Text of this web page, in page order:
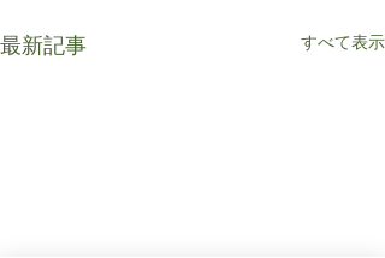
最新記事 すべて表示